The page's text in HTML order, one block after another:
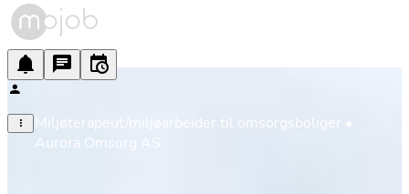
Miljøterapeut/miljøarbeider til omsorgsboliger •
Aurora Omsorg AS